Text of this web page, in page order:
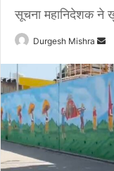
सूचना महानिदेशक ने
Durgesh Mishra